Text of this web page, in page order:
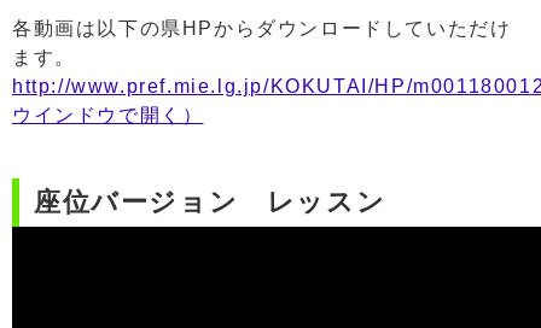
各動画は以下の県HPからダウンロードしていただけ
ます。
http://www.pref.mie.lg.jp/KOKUTAI/HP/
ウインドウで開く）
座位バージョン レッスン